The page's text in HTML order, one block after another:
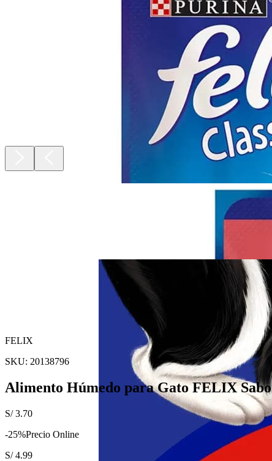
FELIX
SKU: 20138796
Alimento Húmedo para Gato FELIX
S/3.70
-25%Precio Online
S/4.99